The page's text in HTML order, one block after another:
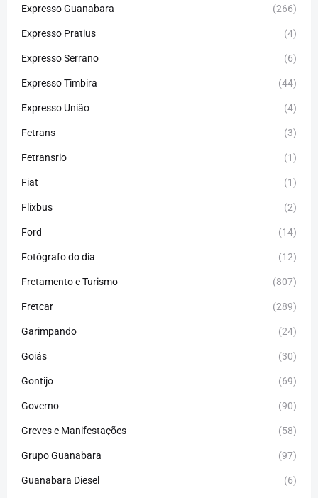
Expresso Guanabara (266)
Expresso Pratius (4)
Expresso Serrano (6)
Expresso Timbira (44)
Expresso União (4)
Fetrans (3)
Fetransrio (1)
Fiat (1)
Flixbus (2)
Ford (14)
Fotógrafo do dia (12)
Fretamento e Turismo (807)
Fretcar (289)
Garimpando (24)
Goiás (30)
Gontijo (69)
Governo (90)
Greves e Manifestações (58)
Grupo Guanabara (97)
Guanabara Diesel (6)